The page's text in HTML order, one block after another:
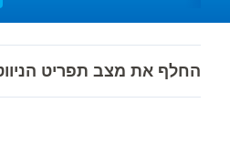
החלף את מצב תפריט הניווט